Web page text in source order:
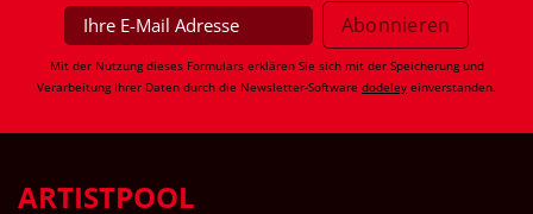
Mit der Nutzung dieses Formulars erklären Sie sich mit der Speicherung und
Verarbeitung Ihrer Daten durch die Newsletter-Software dodeley einverstanden.
ARTISTPOOL